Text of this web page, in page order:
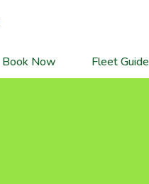
Book Now Fleet Guide